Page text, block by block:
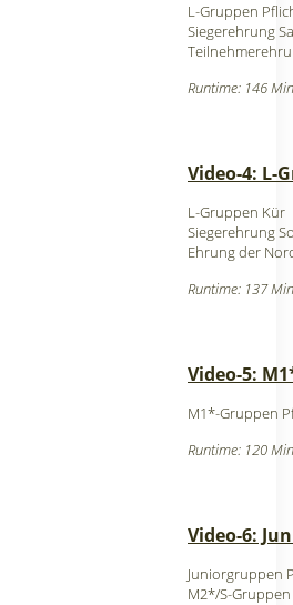
L-Gruppen
Siegerehrung
Runtime: 146
Video-4: L-
L-Gruppen Kür
Siegerehrung
Ehrung der
Runtime: 137
Video-5:
M1*-Gruppen
Runtime: 120
Video-6:
Juniorgruppen
M2*/S-